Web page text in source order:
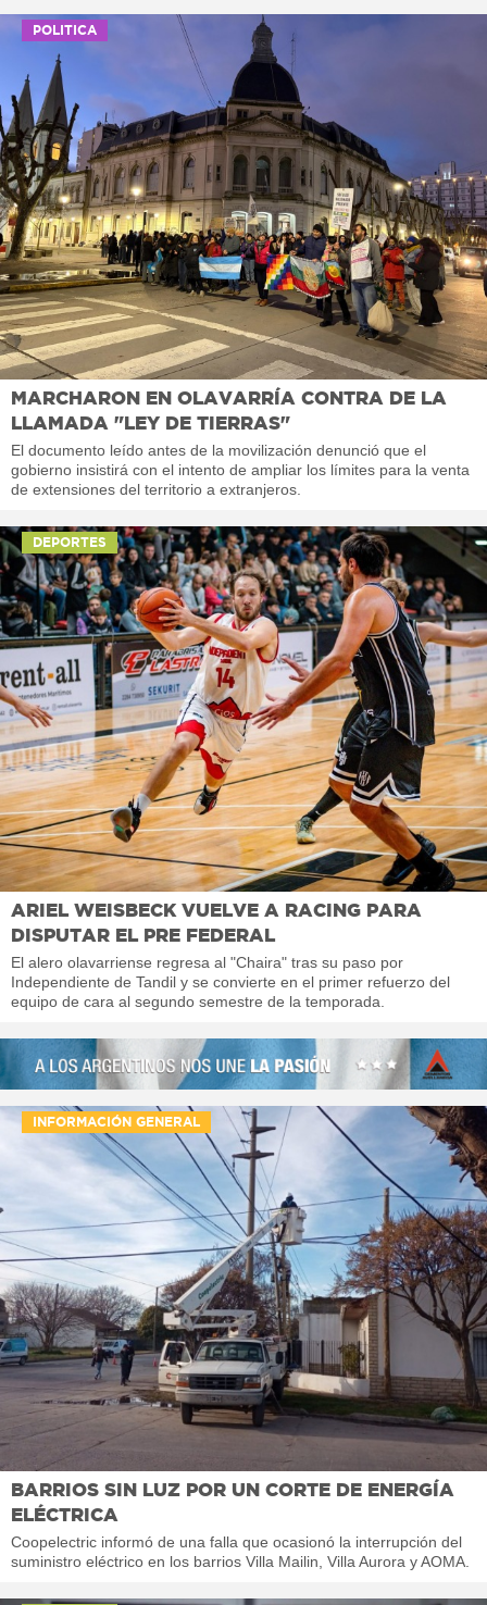
POLITICA
MARCHARON EN OLAVARRÍA CONTRA DE LA
LLAMADA "LEY DE TIERRAS"
El documento leído antes de la movilización denunció que el
gobierno insistirá con el intento de ampliar los límites para la venta
de extensiones del territorio a extranjeros.
DEPORTES
ARIEL WEISBECK VUELVE A RACING PARA
DISPUTAR EL PRE FEDERAL
El alero olavarriense regresa al "Chaira" tras su paso por
Independiente de Tandil y se convierte en el primer refuerzo del
equipo de cara al segundo semestre de la temporada.
INFORMACIÓN GENERAL
BARRIOS SIN LUZ POR UN CORTE DE ENERGÍA
ELÉCTRICA
Coopelectric informó de una falla que ocasionó la interrupción del
suministro eléctrico en los barrios Villa Mailin, Villa Aurora y AOMA.